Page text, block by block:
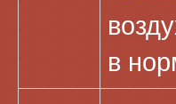
в